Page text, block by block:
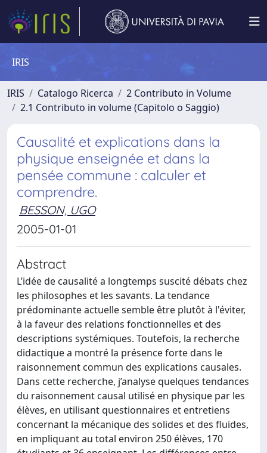
IRIS
IRIS Catalogo Ricerca
2 Contributo in Volume
2.1 Contributo in volume (Capitolo o Saggio)
Causalité et explications dans la
physique enseignée et dans la
pensée commune : calculer et
comprendre.
BESSON, UGO
2005-01-01
Abstract
L’idée de causalité a longtemps suscité débats chez
les philosophes et les savants. La tendance
prédominante actuelle semble être plutôt à l'éviter,
à la faveur des relations fonctionnelles et des
descriptions systémiques. Toutefois, la recherche
didactique a montré la présence forte dans le
raisonnement commun des explications causales.
Dans cette recherche, j’analyse quelques tendances
du raisonnement causal utilisé en physique par les
élèves, en utilisant questionnaires et entretiens
concernant la mécanique des solides et des fluides,
en impliquant au total environ 250 élèves, 170